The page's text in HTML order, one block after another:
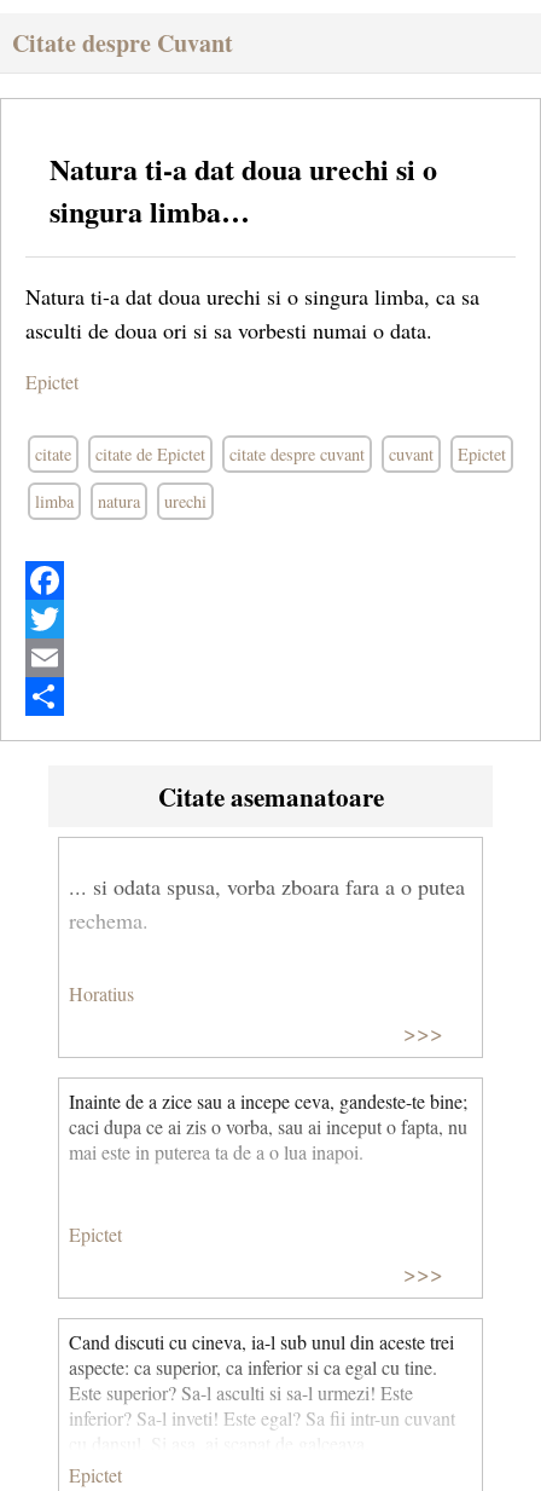
Citate despre Cuvant
Natura ti-a dat doua urechi si o
singura limba…
Natura ti-a dat doua urechi si o singura limba, ca sa
asculti de doua ori si sa vorbesti numai o data.
Epictet
citate citate de Epictet citate despre cuvant cuvant Epictet
limba natura urechi
Facebook
Twitter
Email
Share
Citate asemanatoare
... si odata spusa, vorba zboara fara a o putea
rechema.
Horatius
>>>
Inainte de a zice sau a incepe ceva, gandeste-te bine;
caci dupa ce ai zis o vorba, sau ai inceput o fapta, nu
mai este in puterea ta de a o lua inapoi.
Epictet
>>>
Cand discuti cu cineva, ia-l sub unul din aceste trei
aspecte: ca superior, ca inferior si ca egal cu tine.
Este superior? Sa-l asculti si sa-l urmezi! Este
inferior? Sa-l inveti! Este egal? Sa fii intr-un cuvant
Epictet